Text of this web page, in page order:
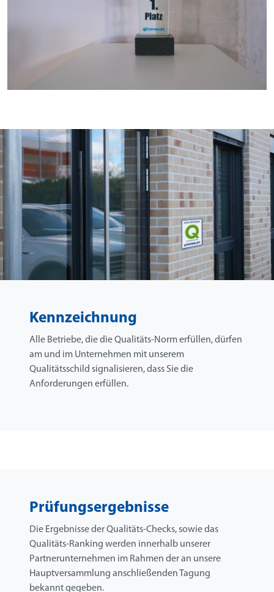
Kennzeichnung
Alle Betriebe, die die Qualitäts-Norm erfüllen, dürfen
am und im Unternehmen mit unserem
Qualitätsschild signalisieren, dass Sie die
Anforderungen erfüllen.
Prüfungsergebnisse
Die Ergebnisse der Qualitäts-Checks, sowie das
Qualitäts-Ranking werden innerhalb unserer
Partnerunternehmen im Rahmen der an unsere
Hauptversammlung anschließenden Tagung
bekannt gegeben.